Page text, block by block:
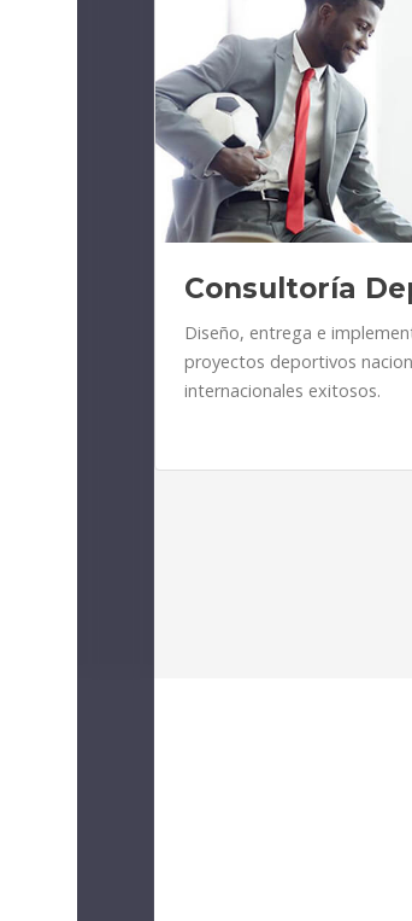
Consultoría
Diseño, entrega e
proyectos deportivos
internacionales exitosos.